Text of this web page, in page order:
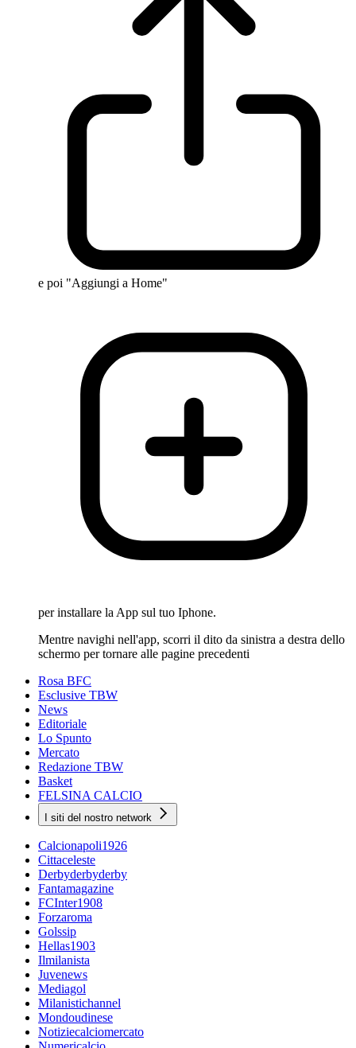
e poi "Aggiungi a Home"
per installare la App sul tuo Iphone.
Mentre navighi nell'app, scorri il dito da sinistra a destra dello
schermo per tornare alle pagine precedenti
Rosa BFC
Esclusive TBW
News
Editoriale
Lo Spunto
Mercato
Redazione TBW
Basket
FELSINA CALCIO
I siti del nostro network
Calcionapoli1926
Cittaceleste
Derbyderbyderby
Fantamagazine
FCInter1908
Forzaroma
Golssip
Hellas1903
Ilmilanista
Juvenews
Mediagol
Milanistichannel
Mondoudinese
Notiziecalciomercato